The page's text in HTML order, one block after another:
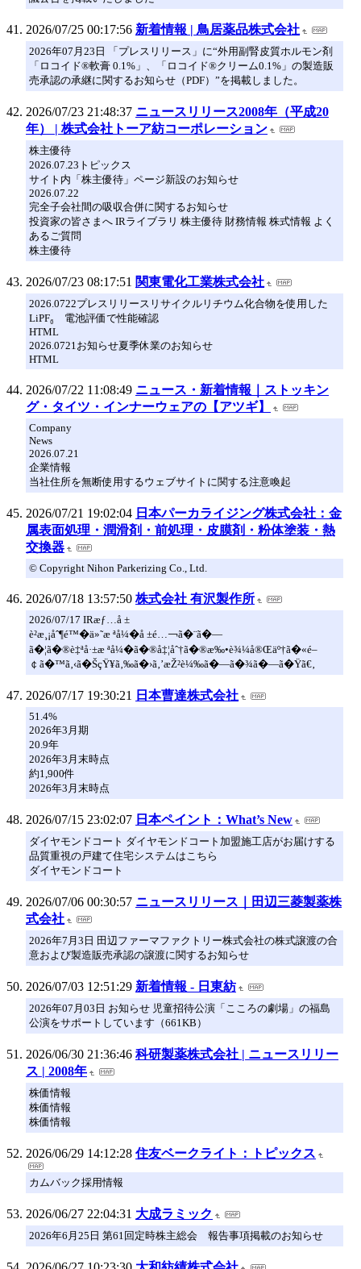
2026/07/25 00:17:56 新着情報 | 鳥居薬品株式会社
2026年07月23日 「プレスリリース」に“外用副腎皮質ホルモン剤
「ロコイド®軟膏 0.1%」、「ロコイド®クリーム0.1%」の製造販
売承認の承継に関するお知らせ（PDF）”を掲載しました。
2026/07/23 21:48:37 ニュースリリース2008年（平成20
年） | 株式会社トーア紡コーポレーション
株主優待
2026.07.23トピックス
サイト内「株主優待」ページ新設のお知らせ
2026.07.22
完全子会社間の吸収合併に関するお知らせ
投資家の皆さまへ IRライブラリ 株主優待 財務情報 株式情報 よく
あるご質問
株主優待
2026/07/23 08:17:51 関東電化工業株式会社
2026.0722プレスリリースリサイクルリチウム化合物を使用した
LiPF₆ 電池評価で性能確認
HTML
2026.0721お知らせ夏季休業のお知らせ
HTML
2026/07/22 11:08:49 ニュース・新着情報｜ストッキン
グ・タイツ・インナーウェアの【アツギ】
Company
News
2026.07.21
企業情報
当社住所を無断使用するウェブサイトに関する注意喚起
2026/07/21 19:02:04 日本パーカライジング株式会社：金
属表面処理・潤滑剤・前処理・皮膜剤・粉体塗装・熱
交換器
© Copyright Nihon Parkerizing Co., Ltd.
2026/07/18 13:57:50 株式会社 有沢製作所
2026/07/17 IRæƒ…å ±
è­²æ¸¡åˆ¶é™�ä»˜æ ªå¼�å ±é…￢ã�¨ã�—
ã�¦ã�®è‡ªå·±æ ªå¼�ã�®å‡¦åˆ†ã�®æ‰•è¾¼å®Œäº†ã�«é–
￠ã�™ã‚‹ã�ŠçŸ¥ã‚‰ã�›ã‚’æŽ²è¼‰ã�—ã�¾ã�—ã�Ÿã€‚
2026/07/17 19:30:21 日本曹達株式会社
51.4%
2026年3月期
20.9年
2026年3月末時点
約1,900件
2026年3月末時点
2026/07/15 23:02:07 日本ペイント：What’s New
ダイヤモンドコート ダイヤモンドコート加盟施工店がお届けする
品質重視の戸建て住宅システムはこちら
ダイヤモンドコート
2026/07/06 00:30:57 ニュースリリース｜田辺三菱製薬株
式会社
2026年7月3日 田辺ファーマファクトリー株式会社の株式譲渡の合
意および製造販売承認の譲渡に関するお知らせ
2026/07/03 12:51:29 新着情報 - 日東紡
2026年07月03日 お知らせ 児童招待公演「こころの劇場」の福島
公演をサポートしています（661KB）
2026/06/30 21:36:46 科研製薬株式会社 | ニュースリリー
ス | 2008年
株価情報
株価情報
株価情報
2026/06/29 14:12:28 住友ベークライト：トピックス
カムバック採用情報
2026/06/27 22:04:31 大成ラミック
2026年6月25日 第61回定時株主総会 報告事項掲載のお知らせ